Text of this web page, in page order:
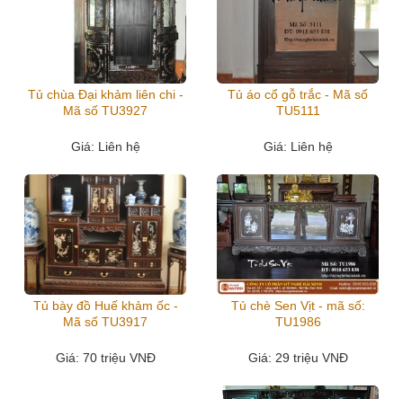
Tủ chùa Đại khảm liên chi -
Mã số TU3927
Giá: Liên hệ
Tủ áo cổ gỗ trắc - Mã số
TU5111
Giá: Liên hệ
Tủ bày đồ Huế khảm ốc -
Mã số TU3917
Giá: 70 triệu VNĐ
Tủ chè Sen Vịt - mã số:
TU1986
Giá: 29 triệu VNĐ